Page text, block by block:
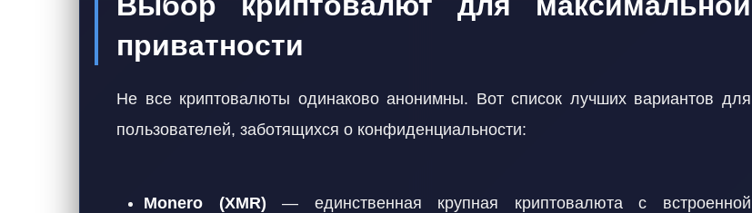
приватности
Не все криптовалюты одинаково анонимны. Вот список лучших вариантов для
пользователей, заботящихся о конфиденциальности:
Monero (XMR) — единственная крупная криптовалюта с встроенной